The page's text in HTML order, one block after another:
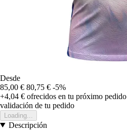
Desde
85,00 € 80,75 € -5%
+4,04 € ofrecidos en tu próximo pedido
validación de tu pedido
Loading...
Descripción